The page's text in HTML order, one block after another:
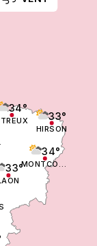
34°
MONTCORNET
33°
33°
HIRSON
34°